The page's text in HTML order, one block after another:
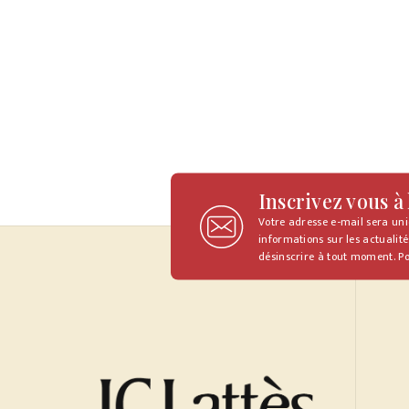
Inscrivez vous
Votre adresse e-mail sera
informations sur les
désinscrire à tout moment.